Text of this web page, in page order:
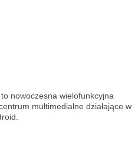
to nowoczesna wielofunkcyjna
multimedialne działające w